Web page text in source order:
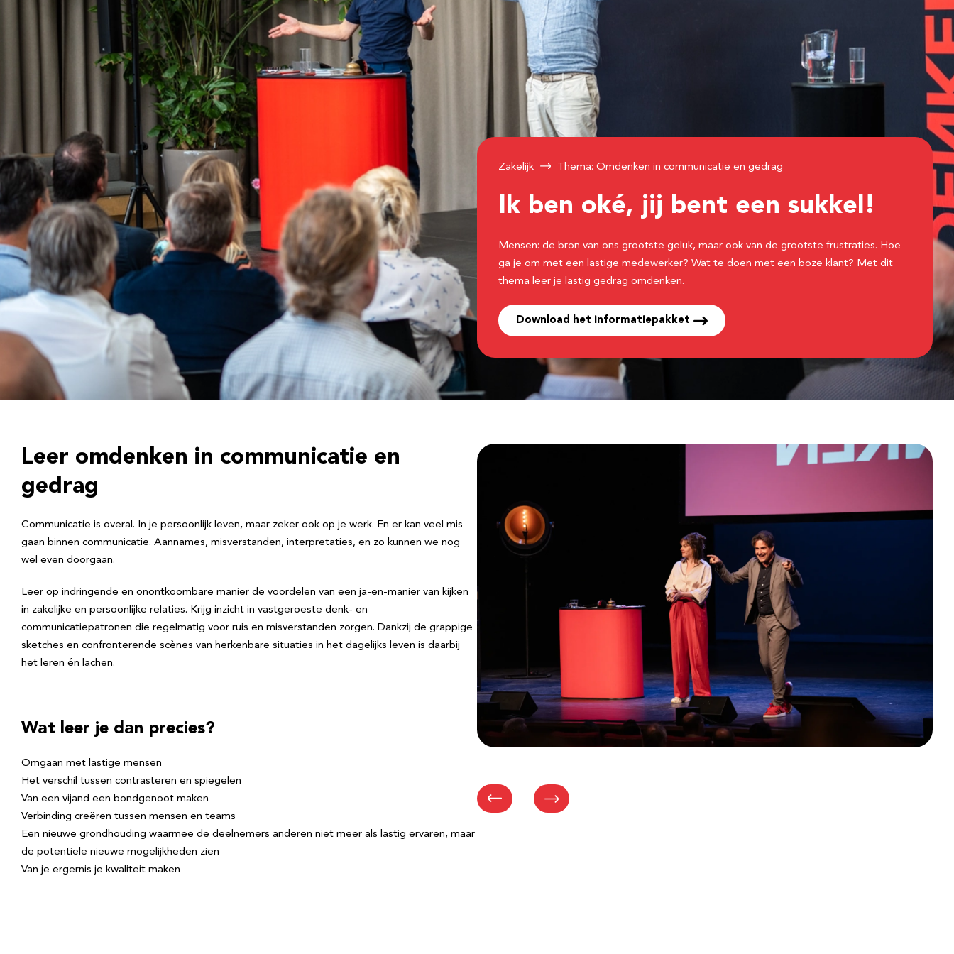
Zakelijk Thema: Omdenken in communicatie en gedrag
Ik ben oké, jij bent een sukkel!
Mensen: de bron van ons grootste geluk, maar ook van de grootste frustraties. Hoe
ga je om met een lastige medewerker? Wat te doen met een boze klant? Met dit
thema leer je lastig gedrag omdenken.
Download het informatiepakket
Leer omdenken in communicatie en
gedrag
Communicatie is overal. In je persoonlijk leven, maar zeker ook op je werk. En er kan veel mis
gaan binnen communicatie. Aannames, misverstanden, interpretaties, en zo kunnen we nog
wel even doorgaan.
Leer op indringende en onontkoombare manier de voordelen van een ja-en-manier van kijken
in zakelijke en persoonlijke relaties. Krijg inzicht in vastgeroeste denk- en
communicatiepatronen die regelmatig voor ruis en misverstanden zorgen. Dankzij de grappige
sketches en confronterende scènes van herkenbare situaties in het dagelijks leven is daarbij
het leren én lachen.
Wat leer je dan precies?
Omgaan met lastige mensen
Het verschil tussen contrasteren en spiegelen
Van een vijand een bondgenoot maken
Verbinding creëren tussen mensen en teams
Een nieuwe grondhouding waarmee de deelnemers anderen niet meer als lastig ervaren, maar
de potentiële nieuwe mogelijkheden zien
Van je ergernis je kwaliteit maken